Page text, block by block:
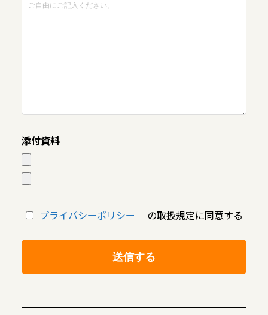
添付資料
プライバシーポリシー の取扱規定に同意する